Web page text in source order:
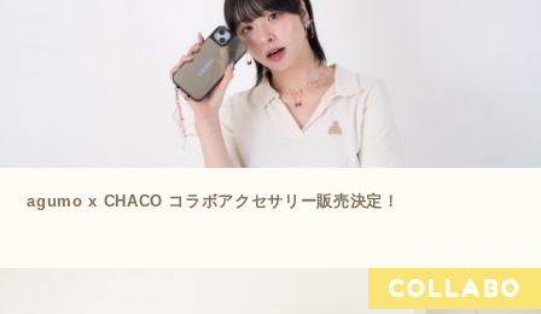
agumo x CHACO コラボアクセサリー販売決定！
COLLABO